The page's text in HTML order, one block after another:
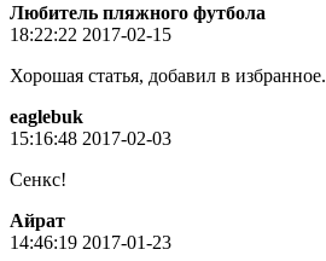
Любитель пляжного футбола
18:22:22 2017-02-15
Хорошая статья, добавил в избранное.
eaglebuk
15:16:48 2017-02-03
Сенкс!
Айрат
14:46:19 2017-01-23